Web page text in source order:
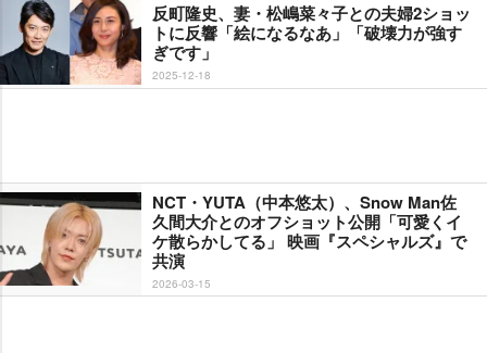
反町隆史、妻・松嶋菜々子との夫婦2ショッ
トに反響「絵になるなあ」「破壊力が強す
ぎです」
2025-12-18
NCT・YUTA（中本悠太）、Snow Man佐
久間大介とのオフショット公開「可愛くイ
ケ散らかしてる」 映画『スペシャルズ』で
共演
2026-03-15